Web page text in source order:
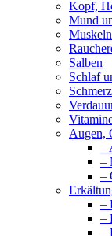
Kopf,
Mund
Salben
Schlaf
Augen,
–
–
–
–
–
–